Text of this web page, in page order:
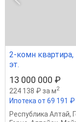
2-комн квартира,
эт.
13 000 000 ₽
224 138 ₽ за м2
Ипотека от 69 191
Республика Алтай,